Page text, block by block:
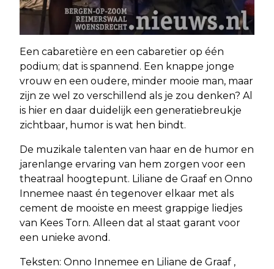
Een cabaretière en een cabaretier op één
podium; dat is spannend. Een knappe jonge
vrouw en een oudere, minder mooie man, maar
zijn ze wel zo verschillend als je zou denken? Al
is hier en daar duidelijk een generatiebreukje
zichtbaar, humor is wat hen bindt.
De muzikale talenten van haar en de humor en
jarenlange ervaring van hem zorgen voor een
theatraal hoogtepunt. Liliane de Graaf en Onno
Innemee naast én tegenover elkaar met als
cement de mooiste en meest grappige liedjes
van Kees Torn. Alleen dat al staat garant voor
een unieke avond.
Teksten: Onno Innemee en Liliane de Graaf ,